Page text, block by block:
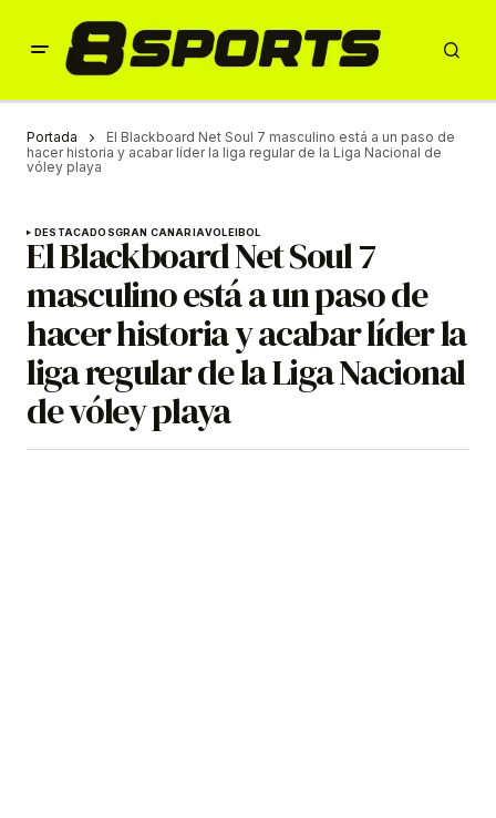
Portada
El Blackboard Net Soul 7 masculino está a un paso de
hacer historia y acabar líder la liga regular de la Liga Nacional de
vóley playa
DESTACADOSGRAN CANARIAVOLEIBOL
El Blackboard Net Soul 7
masculino está a un paso de
hacer historia y acabar líder la
liga regular de la Liga Nacional
de vóley playa